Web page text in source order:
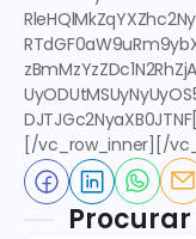
[/vc_row_inner][/